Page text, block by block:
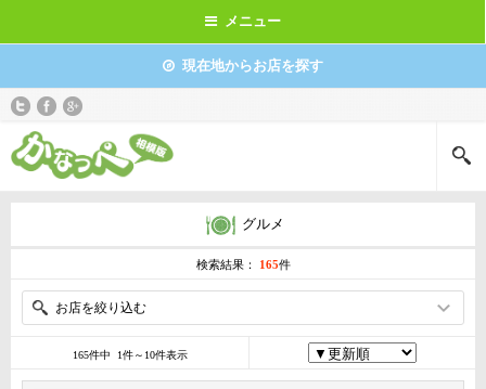
メニュー
現在地からお店を探す
グルメ
検索結果： 165件
お店を絞り込む
165件中 1件～10件表示